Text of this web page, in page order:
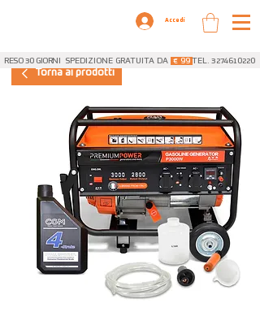
Accedi
RESO 30 GIORNI SPEDIZIONE GRATUITA DA € 99TEL. 3274610220
Torna ai prodotti